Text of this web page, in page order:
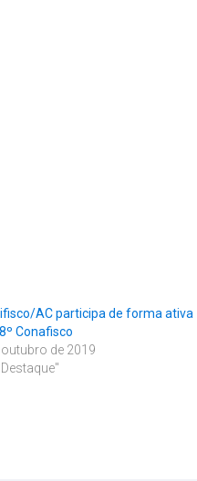
AC participa de forma ativa
Conafisco
outubro de 2019